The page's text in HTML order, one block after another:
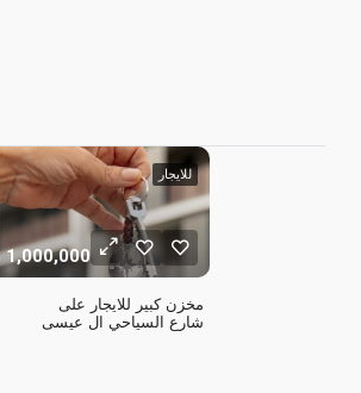
للايجار
1,000,000
شارع السياحي ال عيسى